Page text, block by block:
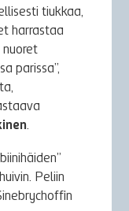
tiukkaa,
harrastaa
nuoret
parissa”,
.
Peliin